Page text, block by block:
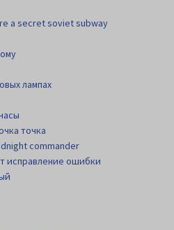
a secret soviet subway
лампах
точка
commander
исправление ошибки